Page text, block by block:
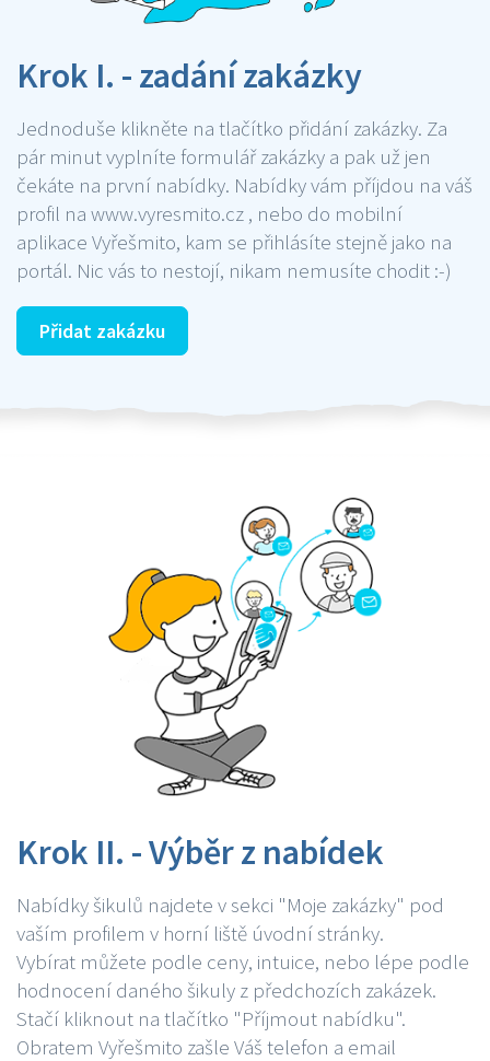
Krok I. - zadání zakázky
Jednoduše klikněte na tlačítko přidání zakázky. Za
pár minut vyplníte formulář zakázky a pak už jen
čekáte na první nabídky. Nabídky vám příjdou na váš
profil na www.vyresmito.cz , nebo do mobilní
aplikace Vyřešmito, kam se přihlásíte stejně jako na
portál. Nic vás to nestojí, nikam nemusíte chodit :-)
Přidat zakázku
Krok II. - Výběr z nabídek
Nabídky šikulů najdete v sekci "Moje zakázky" pod
vaším profilem v horní liště úvodní stránky.
Vybírat můžete podle ceny, intuice, nebo lépe podle
hodnocení daného šikuly z předchozích zakázek.
Stačí kliknout na tlačítko "Příjmout nabídku".
Obratem Vyřešmito zašle Váš telefon a email